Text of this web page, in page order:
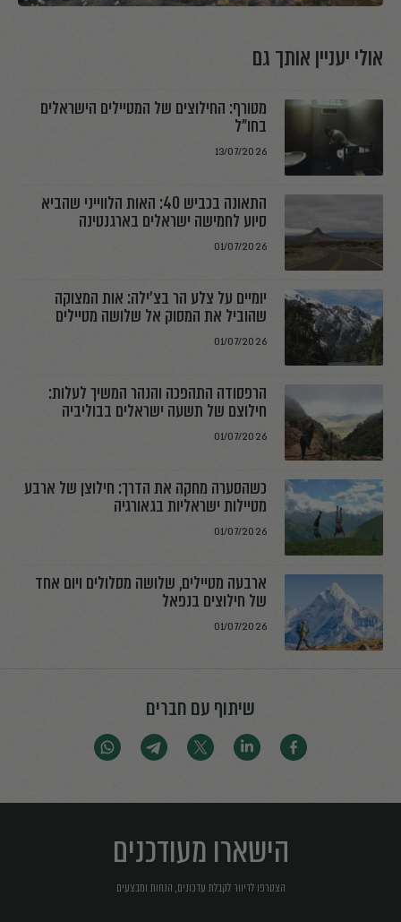
אולי יעניין אותך גם
מטורף: החילוצים של המטיילים הישראלים
בחו"ל
13/07/2026
התאונה בכביש 40: האות הלווייני שהביא
סיוע לחמישה ישראלים בארגנטינה
01/07/2026
יומיים על צלע הר בצ׳ילה: אות המצוקה
שהוביל את המסוק אל שלושה מטיילים
01/07/2026
הרפסודה התהפכה והנהר המשיך לעלות:
חילוצם של תשעה ישראלים בבוליביה
01/07/2026
כשהסערה מחקה את הדרך: חילוצן של ארבע
מטיילות ישראליות בגאורגיה
01/07/2026
ארבעה מטיילים, שלושה מסלולים ויום אחד
של חילוצים בנפאל
01/07/2026
שיתוף עם חברים
הישארו מעודכנים
הצטרפו לדיוור לקבלת עדכונים, הנחות ומבצעים